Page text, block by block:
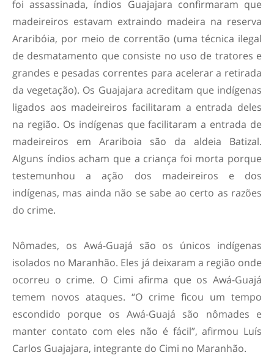
foi assassinada, índios Guajajara confirmaram que
madeireiros estavam extraindo madeira na reserva
Araribóia, por meio de correntão (uma técnica ilegal
de desmatamento que consiste no uso de tratores e
grandes e pesadas correntes para acelerar a retirada
da vegetação). Os Guajajara acreditam que indígenas
ligados aos madeireiros facilitaram a entrada deles
na região. Os indígenas que facilitaram a entrada de
madeireiros em Arariboia são da aldeia Batizal.
Alguns índios acham que a criança foi morta porque
testemunhou a ação dos madeireiros e dos
indígenas, mas ainda não se sabe ao certo as razões
do crime.
Nômades, os Awá-Guajá são os únicos indígenas
isolados no Maranhão. Eles já deixaram a região onde
ocorreu o crime. O Cimi afirma que os Awá-Guajá
temem novos ataques. “O crime ficou um tempo
escondido porque os Awá-Guajá são nômades e
manter contato com eles não é fácil”, afirmou Luís
Carlos Guajajara, integrante do Cimi no Maranhão.